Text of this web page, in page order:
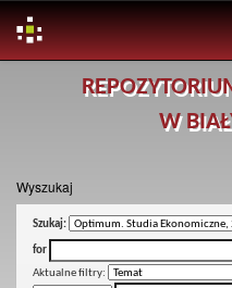
W
Wyszukaj
Szukaj:
for
Aktualne filtry: